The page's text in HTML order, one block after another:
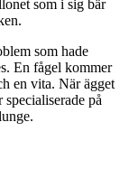
som i sig bär
som hade
En fågel kommer
en vita. När ägget
på